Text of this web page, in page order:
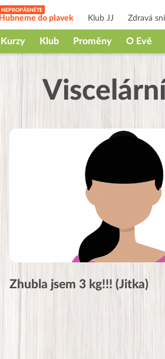
Hubneme do plavek Klub JJ Zdravá
Kurzy Klub Proměny O Evě
Zhubla jsem 3 kg!!! (Jitka)